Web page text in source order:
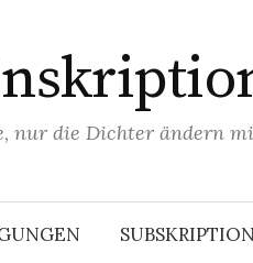
nur die Dichter ändern
SUBSKRIPTION